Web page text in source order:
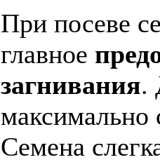
При посеве
главное
загнивания.
максимально
Семена